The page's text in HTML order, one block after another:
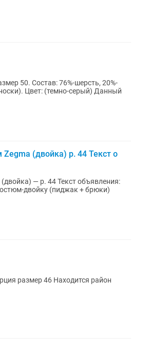
20%-
Данный
(двойка) р. 44 Текст о
— р. 44 Текст объявления:
двойку (пиджак + брюки)
размер 46 Находится район